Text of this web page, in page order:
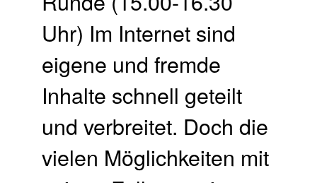
Uhr) Im Internet sind
eigene und fremde
Inhalte schnell geteilt
und verbreitet. Doch die
vielen Möglichkeiten mit